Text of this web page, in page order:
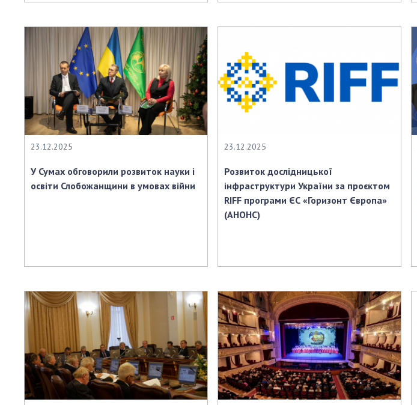
23.12.2025
У Сумах обговорили розвиток науки і
освіти Слобожанщини в умовах війни
23.12.2025
Розвиток дослідницької
інфраструктури України за проєктом
RIFF програми ЄС «Горизонт Європа»
(АНОНС)